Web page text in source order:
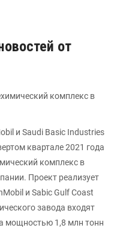
от
комплекс в
и Saudi Basic Industries
квартале 2021 года
комплекс в
Проект реализует
и Sabic Gulf Coast
завода входят
мощностью 1,8 млн тонн